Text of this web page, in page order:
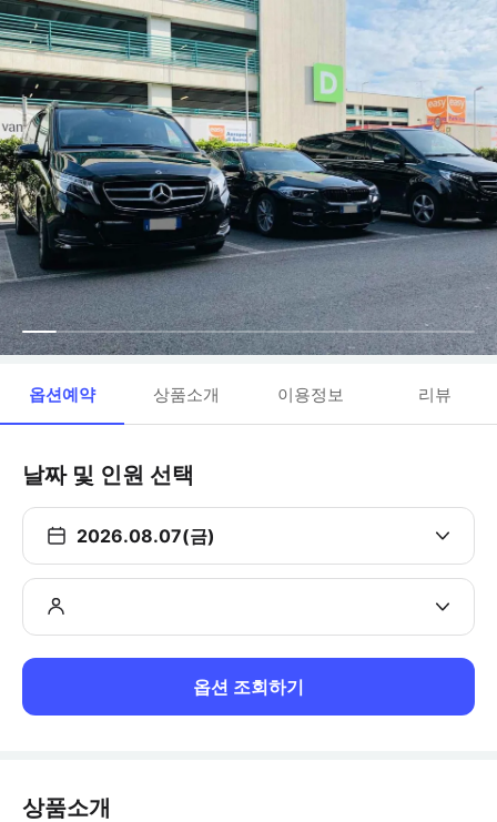
옵션예약 상품소개 이용정보 리뷰
날짜 및 인원 선택
2026.08.07(금)
옵션 조회하기
상품소개